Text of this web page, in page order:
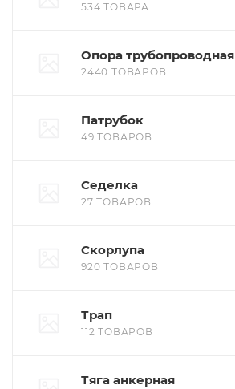
534 ТОВАРА
Опора трубопроводная
2440 ТОВАРОВ
Патрубок
49 ТОВАРОВ
Седелка
27 ТОВАРОВ
Скорлупа
920 ТОВАРОВ
Трап
112 ТОВАРОВ
Тяга анкерная